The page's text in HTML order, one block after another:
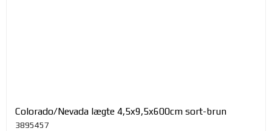
Colorado/Nevada lægte 4,5x9,5x600cm sort-brun
3895457